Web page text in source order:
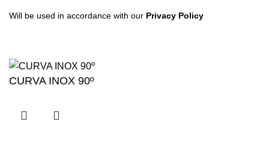
Will be used in accordance with our Privacy Policy
CURVA INOX 90º